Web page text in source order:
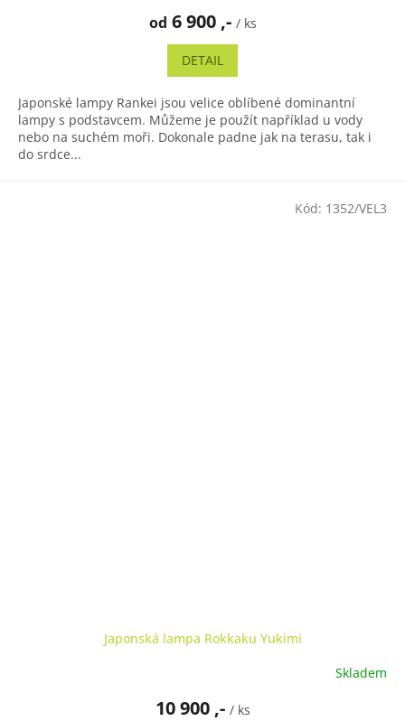
od 6 900 ,- / ks
DETAIL
Japonské lampy Rankei jsou velice oblíbené dominantní
lampy s podstavcem. Můžeme je použít například u vody
nebo na suchém moři. Dokonale padne jak na terasu, tak i
do srdce...
Japonská lampa Rokkaku Yukimi
Skladem
10 900 ,- / ks
Kód: 1352/VEL3